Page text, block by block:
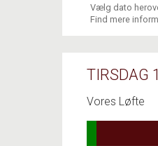
Vælg dato
Find mere
TIRSDAG
Vores Løfte